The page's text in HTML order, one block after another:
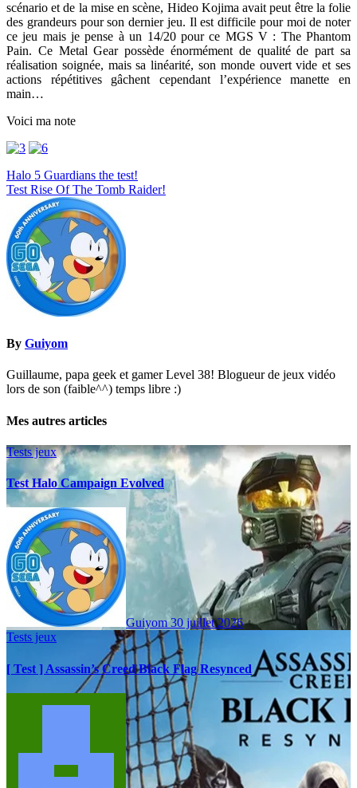
scénario et de la mise en scène, Hideo Kojima avait peut être la folie
des grandeurs pour son dernier jeu. Il est difficile pour moi de noter
ce jeu mais je pense à un 14/20 pour ce MGS V : The Phantom
Pain. Ce Metal Gear possède énormément de qualité de part sa
réalisation soignée, mais sa linéarité, son monde ouvert vide et ses
actions répétitives gâchent cependant l’expérience manette en
main…
Voici ma note
Navigation
de
l’article
Halo 5 Guardians the test!
Test Rise Of The Tomb Raider!
By Guiyom
Guillaume, papa geek et gamer Level 38! Blogueur de jeux vidéo
lors de son (faible^^) temps libre :)
Mes autres articles
Tests jeux
Test Halo Campaign Evolved
Guiyom30 juillet 2026
Tests jeux
[ Test ] Assassin’s Creed Black Flag Resynced